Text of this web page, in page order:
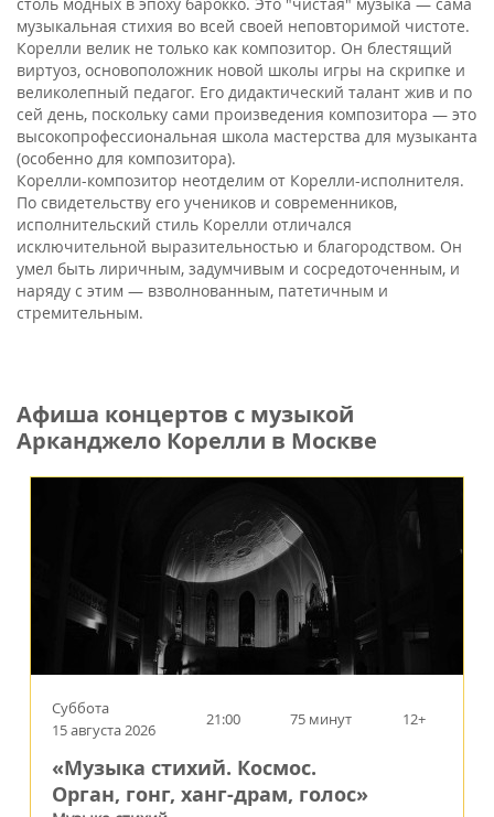
музыкальная стихия во всей своей неповторимой чистоте.
Корелли велик не только как композитор. Он блестящий
виртуоз, основоположник новой школы игры на скрипке и
великолепный педагог. Его дидактический талант жив и по
сей день, поскольку сами произведения композитора — это
высокопрофессиональная школа мастерства для музыканта
(особенно для композитора).
Корелли-композитор неотделим от Корелли-исполнителя.
По свидетельству его учеников и современников,
исполнительский стиль Корелли отличался
исключительной выразительностью и благородством. Он
умел быть лиричным, задумчивым и сосредоточенным, и
наряду с этим — взволнованным, патетичным и
стремительным.
Афиша концертов с музыкой
Арканджело Корелли в Москве
Суббота
15 августа 2026
21:00 75 минут 12+
«Музыка стихий. Космос.
Орган, гонг, ханг-драм, голос»